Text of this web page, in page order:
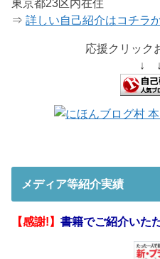
⇒詳しい自己紹介はコチラ
応援クリック
↓
メディア等紹介実績
【感謝!】書籍でご紹介いた